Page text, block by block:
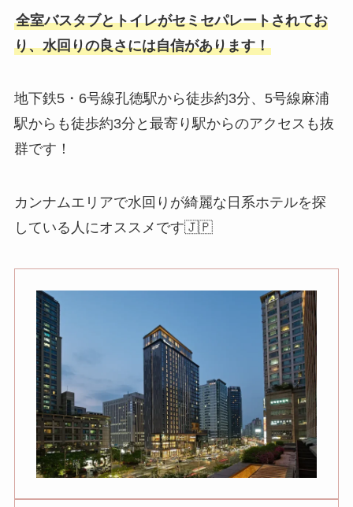
全室バスタブとトイレがセミセパレートされてお
り、水回りの良さには自信があります！
地下鉄5・6号線孔徳駅から徒歩約3分、5号線麻浦
駅からも徒歩約3分と最寄り駅からのアクセスも抜
群です！
カンナムエリアで水回りが綺麗な日系ホテルを探
している人にオススメです🇯🇵